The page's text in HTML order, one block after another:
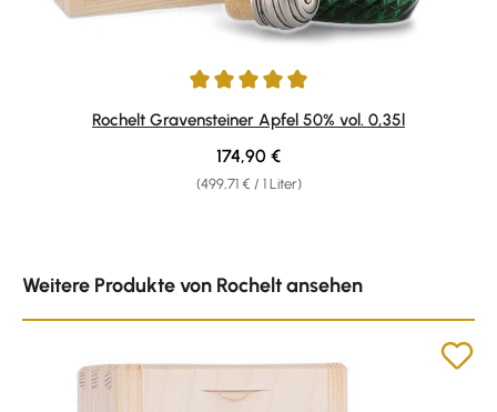
Durchschnittliche Bewertung von 5 von 5 Sternen
Rochelt Gravensteiner Apfel 50% vol. 0,35l
(499,71 € / 1 Liter)
Regulärer Preis:
174,90 €
Weitere Produkte von Rochelt ansehen